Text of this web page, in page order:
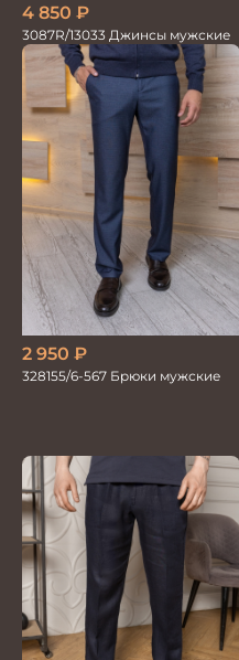
4 850 ₽
3087R/13033 Джинсы мужские
2 950 ₽
328155/6-567 Брюки мужские